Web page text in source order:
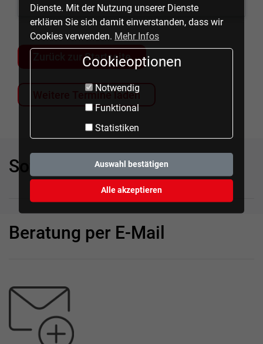
Dienste. Mit der Nutzung unserer Dienste
erklären Sie sich damit einverstanden, dass wir
Cookies verwenden. Mehr Infos
Cookieoptionen
Notwendig
Funktional
Statistiken
Auswahl bestätigen
Alle akzeptieren
Zurück zur Startseite
Weitere Termine laden
Sofortberatung
Beratung per E-Mail